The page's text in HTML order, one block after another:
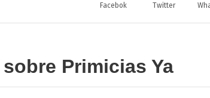
Facebok Twitter
sobre Primicias Ya